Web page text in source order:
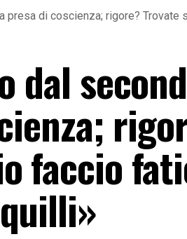
presa di coscienza; rigore?
faccio